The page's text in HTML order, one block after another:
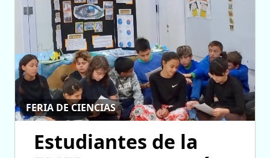
FERIA DE CIENCIAS
Estudiantes de la